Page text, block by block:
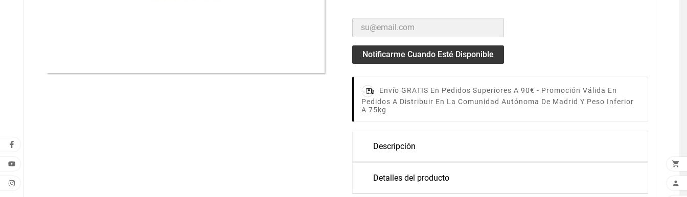
Notificarme Cuando Esté Disponible
Envío GRATIS En Pedidos Superiores A 90€ - Promoción Válida En
Pedidos A Distribuir En La Comunidad Autónoma De Madrid Y Peso Inferior
A 75kg
Descripción
Detalles del producto

